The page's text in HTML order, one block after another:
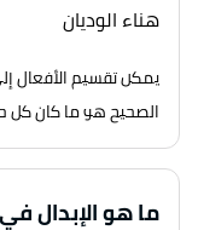
هناء الوديان
يمكن تقسيم الأفعال
الصحيح هو ما كان كل
ما هو الإبدال